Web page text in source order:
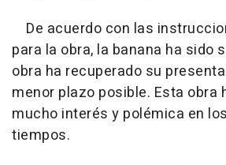
De acuerdo con las
para la obra, la banana ha sido
obra ha recuperado su
menor plazo posible. Esta obra
mucho interés y polémica en
tiempos.